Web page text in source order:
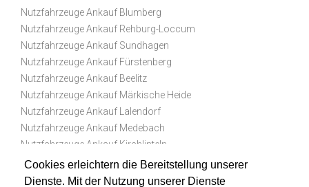
Cookies erleichtern die Bereitstellung unserer
Dienste. Mit der Nutzung unserer Dienste
Nutzfahrzeuge Ankauf Blumberg
Nutzfahrzeuge Ankauf Rehburg-Loccum
Nutzfahrzeuge Ankauf Sundhagen
Nutzfahrzeuge Ankauf Fürstenberg
Nutzfahrzeuge Ankauf Beelitz
Nutzfahrzeuge Ankauf Märkische Heide
Nutzfahrzeuge Ankauf Lalendorf
Nutzfahrzeuge Ankauf Medebach
Nutzfahrzeuge Ankauf Kirchlinteln
Nutzfahrzeuge Ankauf Teutschenthal